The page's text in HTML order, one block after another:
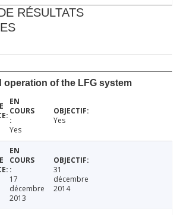
RÉSULTATS
of the LFG system
Yes
Yes
17
décembre
2013
31
décembre
2014